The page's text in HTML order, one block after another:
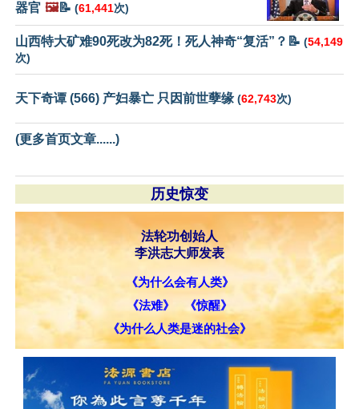
器官 🖼️📝 (61,441次)
山西特大矿难90死改为82死！死人神奇“复活”？📝 (54,149
次)
天下奇谭 (566) 产妇暴亡 只因前世孽缘 (62,743次)
(更多首页文章......)
历史惊变
法轮功创始人
李洪志大师发表
《为什么会有人类》
《法难》
《惊醒》
《为什么人类是迷的社会》